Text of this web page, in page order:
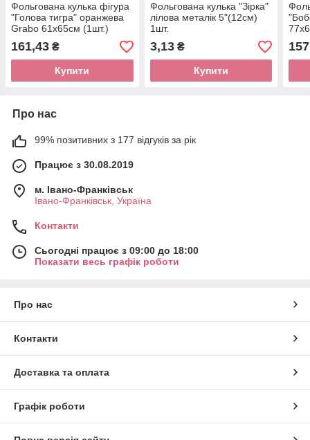
Фольгована кулька фігура
"Голова тигра" оранжева
Grabo 61х65см (1шт.)
161,43 ₴
Купити
Фольгована кулька "Зірка"
лілова металік 5"(12см)
1шт.
3,13₴
Купити
Про нас
99% позитивних з 177 відгуків за рік
Працює з 30.08.2019
м. Івано-Франківськ
Івано-Франківськ, Україна
Контакти
Сьогодні працює з 09:00 до 18:00
Показати весь графік роботи
Про нас
Контакти
Доставка та оплата
Графік роботи